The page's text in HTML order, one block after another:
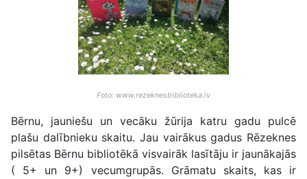
Foto: www.rezeknesbiblioteka.lv
Bērnu, jauniešu un vecāku žūrija katru gadu pulcē
plašu dalībnieku skaitu. Jau vairākus gadus Rēzeknes
pilsētas Bērnu bibliotēkā visvairāk lasītāju ir jaunākajās
( 5+ un 9+) vecumgrupās. Grāmatu skaits, kas ir